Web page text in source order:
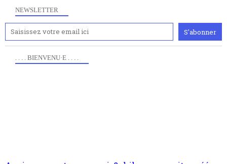
NEWSLETTER
. . . . BIENVENU·E . . . .
transformation dans les paradigmes philosophiques